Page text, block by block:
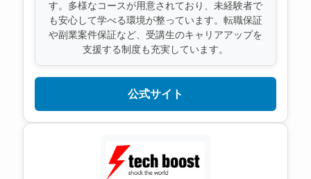
す。多様なコースが用意されており、未経験者で
も安心して学べる環境が整っています。転職保証
や副業案件保証など、受講生のキャリアアップを
支援する制度も充実しています。
公式サイト